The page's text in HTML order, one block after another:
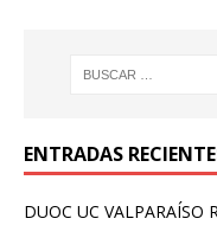
ENTRADAS
DUOC UC VALPARAÍSO